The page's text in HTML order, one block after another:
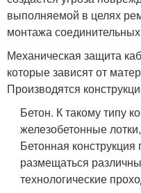
выполняемой в целях
монтажа
Механическая защита
которые зависят от
Производятся
Бетон. К такому типу
железобетонные
Бетонная
размещаться
технологические